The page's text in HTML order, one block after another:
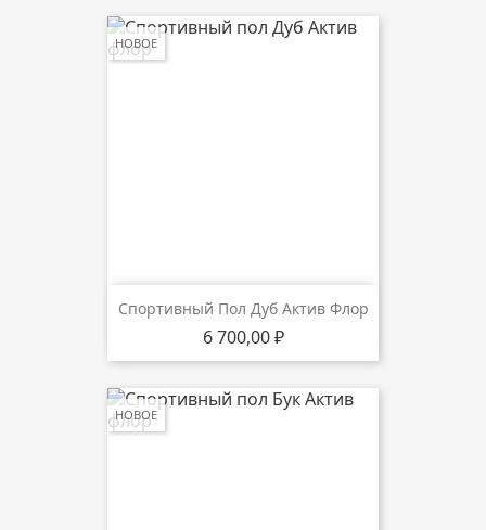
Спортивный Пол Дуб Актив Флор
Цена
6 700,00 ₽
НОВОЕ
НОВОЕ